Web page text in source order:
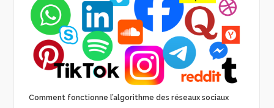
Comment fonctionne l’algorithme des réseaux sociaux